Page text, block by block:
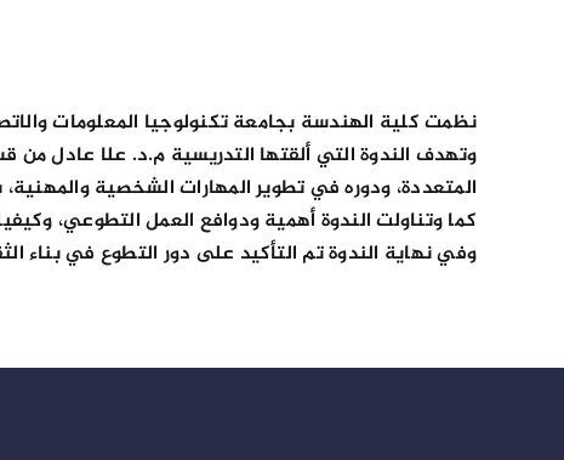
نظمت كلية الهندسة بجامعة تكنولوجيا المعلومات
وتهدف الندوة التي ألقتها التدريسية م.د. علا عادل من
المتعددة، ودوره في تطوير المهارات الشخصية
كما وتناولت الندوة أهمية ودوافع العمل التطوعي،
وفي نهاية الندوة تم التأكيد على دور التطوع في بناء